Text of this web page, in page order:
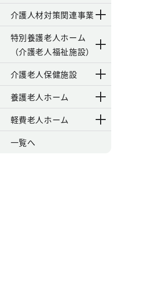
介護人材対策関連事業
特別養護老人ホーム
（介護老人福祉施設）
介護老人保健施設
養護老人ホーム
軽費老人ホーム
一覧へ